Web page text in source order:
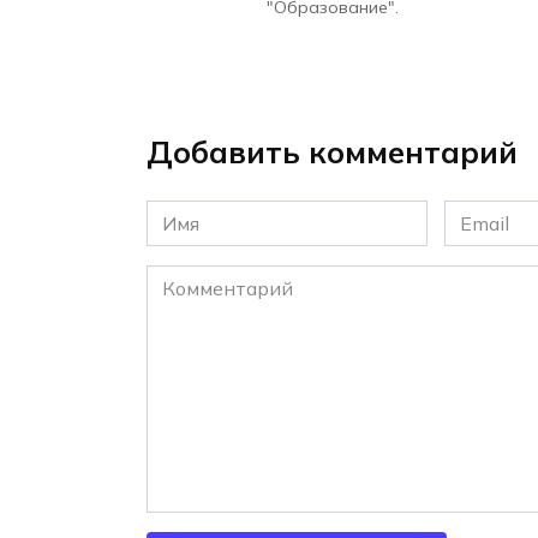
"Образование".
Добавить комментарий
Имя
*
Email
*
Комментарий